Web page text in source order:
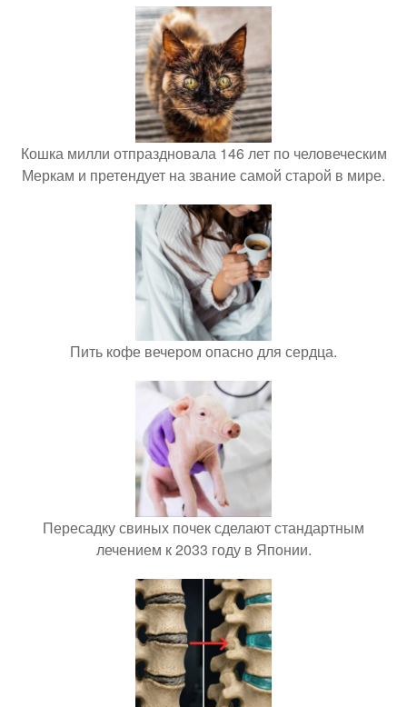
Кошка милли отпраздновала 146 лет по человеческим
Меркам и претендует на звание самой старой в мире.
Пить кофе вечером опасно для сердца.
Пересадку свиных почек сделают стандартным
лечением к 2033 году в Японии.